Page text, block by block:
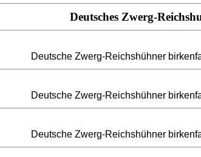
Deutsches Zwerg-
Deutsche Zwerg-Reichshühner
Deutsche Zwerg-Reichshühner
Deutsche Zwerg-Reichshühner